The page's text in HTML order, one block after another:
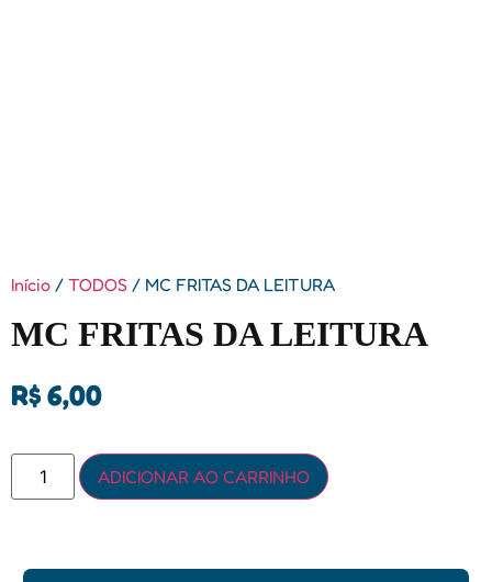
Início / TODOS / MC FRITAS DA LEITURA
MC FRITAS DA LEITURA
R$6,00
ADICIONAR AO CARRINHO